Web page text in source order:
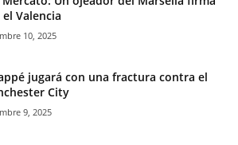
Valencia
10, 2025
jugará con una fractura contra el
City
9, 2025